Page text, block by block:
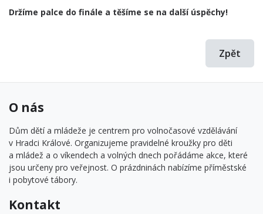
Držíme palce do finále a těšíme se na další úspěchy!
Zpět
O nás
Dům dětí a mládeže je centrem pro volnočasové vzdělávání
v Hradci Králové. Organizujeme pravidelné kroužky pro děti
a mládež a o víkendech a volných dnech pořádáme akce, které
jsou určeny pro veřejnost. O prázdninách nabízíme příměstské
i pobytové tábory.
Kontakt